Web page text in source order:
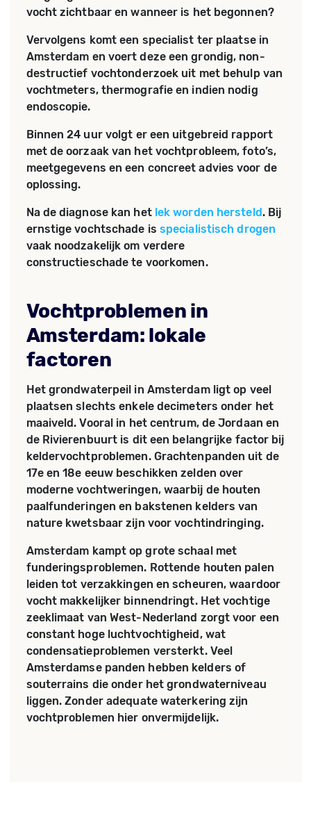
vocht zichtbaar en wanneer is het begonnen?
Vervolgens komt een specialist ter plaatse in
Amsterdam en voert deze een grondig, non-
destructief vochtonderzoek uit met behulp van
vochtmeters, thermografie en indien nodig
endoscopie.
Binnen 24 uur volgt er een uitgebreid rapport
met de oorzaak van het vochtprobleem, foto’s,
meetgegevens en een concreet advies voor de
oplossing.
Na de diagnose kan het lek worden hersteld. Bij
ernstige vochtschade is specialistisch drogen
vaak noodzakelijk om verdere
constructieschade te voorkomen.
Vochtproblemen in
Amsterdam: lokale
factoren
Het grondwaterpeil in Amsterdam ligt op veel
plaatsen slechts enkele decimeters onder het
maaiveld. Vooral in het centrum, de Jordaan en
de Rivierenbuurt is dit een belangrijke factor bij
keldervochtproblemen. Grachtenpanden uit de
17e en 18e eeuw beschikken zelden over
moderne vochtweringen, waarbij de houten
paalfunderingen en bakstenen kelders van
nature kwetsbaar zijn voor vochtindringing.
Amsterdam kampt op grote schaal met
funderingsproblemen. Rottende houten palen
leiden tot verzakkingen en scheuren, waardoor
vocht makkelijker binnendringt. Het vochtige
zeeklimaat van West-Nederland zorgt voor een
constant hoge luchtvochtigheid, wat
condensatieproblemen versterkt. Veel
Amsterdamse panden hebben kelders of
souterrains die onder het grondwaterniveau
liggen. Zonder adequate waterkering zijn
vochtproblemen hier onvermijdelijk.